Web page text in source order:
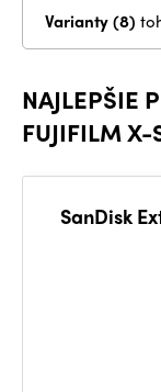
Varianty (8)
NAJLEPŠIE
FUJIFILM
SanDisk